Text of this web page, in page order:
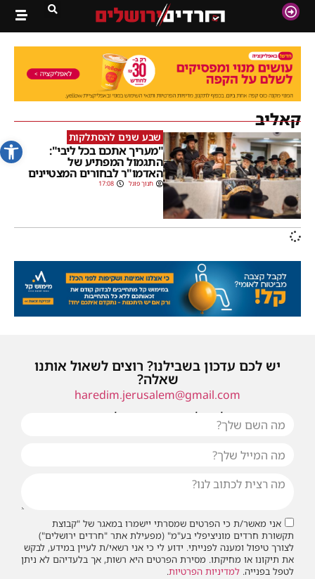
פתח
קאליב
שבע שנים להסתלקות
"מעריך אתכם בכל ליבי":
התגמול המפתיע של
האדמו"ר לבחורים המצטיינים
חנוך פוגל 17:08
יש לכם עדכון בשבילנו? רוצים לשאול אותנו
שאלה?
haredim.jerusalem@gmail.com
או שילחו אלינו פנייה ונחזור אליכם בהקדם
אני מאשר/ת כי הפרטים שמסרתי יישמרו במאגר של "קבוצת
תקשורת חרדים מוניציפלי בע"מ" (מפעילת אתר "חרדים ירושלים")
לצורך טיפול ומענה לפנייתי. ידוע לי כי אני רשאי/ת לעיין במידע, לבקש
את תיקונו או מחיקתו. מסירת הפרטים היא רשות, אך בלעדיהם לא ניתן
לטפל בפנייה. למדיניות הפרטיות.